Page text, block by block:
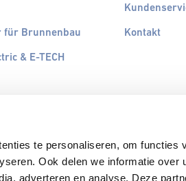
te personaliseren, om functies
Ook delen we informatie over
adverteren en analyse. Deze
für Brunnenbau
& E-TECH
Kontakt